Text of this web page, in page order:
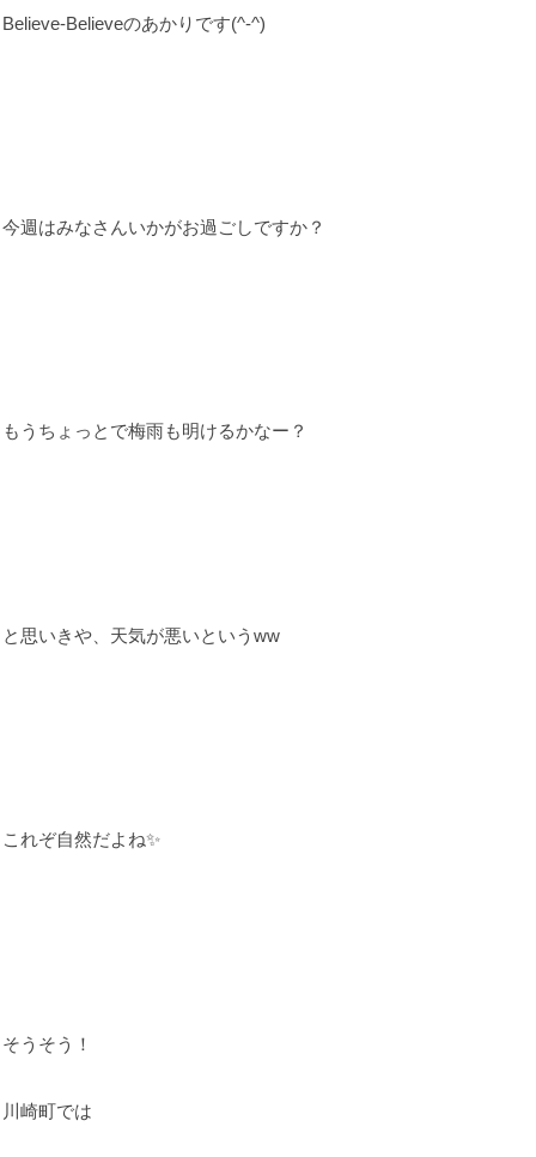
Believe-Believeのあかりです(^-^)
今週はみなさんいかがお過ごしですか？
もうちょっとで梅雨も明けるかなー？
と思いきや、天気が悪いというww
これぞ自然だよね✨
そうそう！
川崎町では